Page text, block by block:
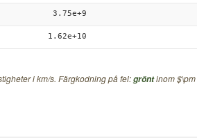
3.75e+9
1.62e+10
i km/s. Färgkodning på fel:gröntinom $\pm